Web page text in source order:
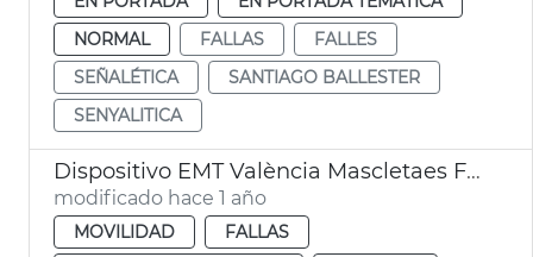
NORMAL
FALLAS
FALLES
SEÑALÉTICA
SANTIAGO BALLESTER
SENYALITICA
Dispositivo EMT València Mascletaes Fallas
modificado hace 1 año
MOVILIDAD
FALLAS